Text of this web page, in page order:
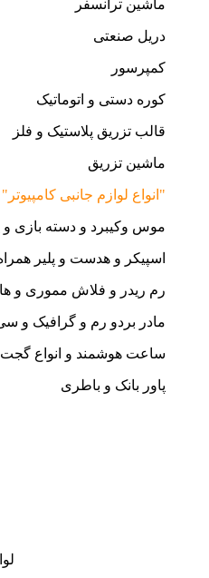
ماشین ترانسفر
دریل صنعتی
کمپرسور
کوره دستی و اتوماتیک
قالب تزریق پلاستیک و فلز
ماشین تزریق
"انواع لوازم جانبی کامپیوتر"
موس وکیبرد و دسته بازی
اسپیکر و هدست و پلیر
رم ریدر و فلاش مموری و
مادر بردو رم و گرافیک و
ساعت هوشمند و انواع
پاور بانک و باطری